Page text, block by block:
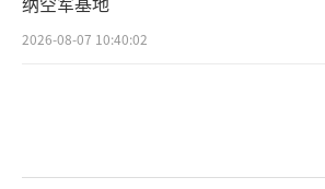
2026-08-07 10:40:02